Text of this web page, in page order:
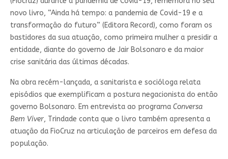
novo livro, “Ainda há tempo: a pandemia de Covid-19 e a
transformação do futuro” (Editora Record), como foram os
bastidores da sua atuação, como primeira mulher a presidir a
entidade, diante do governo de Jair Bolsonaro e da maior
crise sanitária das últimas décadas.
Na obra recém-lançada, a sanitarista e socióloga relata
episódios que exemplificam a postura negacionista do então
governo Bolsonaro. Em entrevista ao programa Conversa
Bem Viver, Trindade conta que o livro também apresenta a
atuação da FioCruz na articulação de parceiros em defesa da
população.